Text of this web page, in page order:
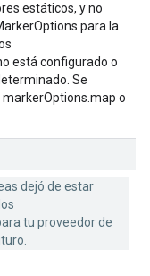
estáticos, y no
para la
está configurado o
Se
o
dejó de estar
tu proveedor de